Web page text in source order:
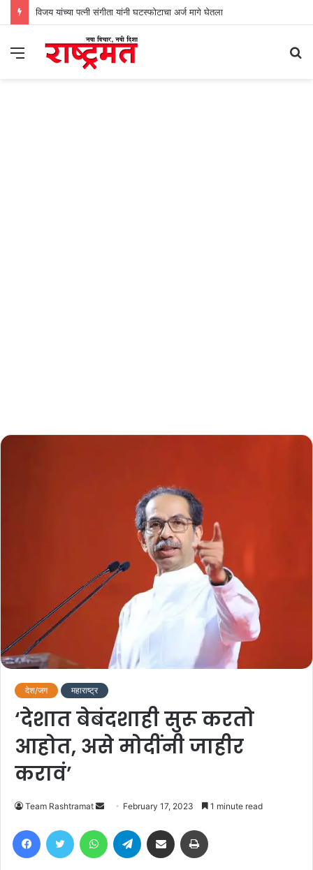
विजय यांच्या पत्नी संगीता यांनी घटस्फोटाचा अर्ज मागे घेतला
Menu
देश/जग महाराष्ट्र
‘देशात बेबंदशाही सुरू करतो
आहोत, असे मोदींनी जाहीर
करावं’
Team Rashtramat
Send
email
February 17, 2023 1 minute read
FacebookTwitter WhatsAppTelegram Share via Email